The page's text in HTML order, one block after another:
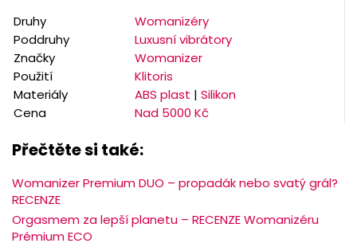
Druhy
Womanizéry
Poddruhy
Luxusní vibrátory
Značky
Womanizer
Použití
Klitoris
Materiály
ABS plast | Silikon
Cena
Nad 5000 Kč
Přečtěte si také:
Womanizer Premium DUO – propadák nebo svatý grál?
RECENZE
Orgasmem za lepší planetu – RECENZE Womanizéru
Prémium ECO